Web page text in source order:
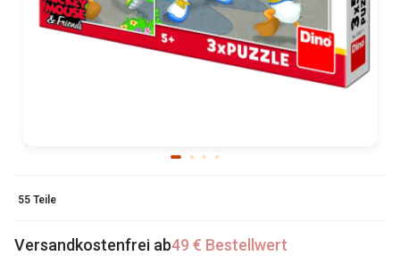
55 Teile
Versandkostenfrei ab49 € Bestellwert